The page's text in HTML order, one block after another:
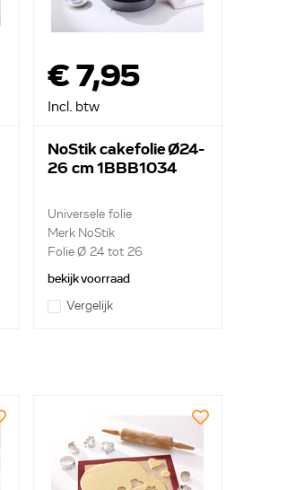
€ 7,95
Incl. btw
NoStik cakefolie Ø24-
26 cm 1BBB1034
Universele folie
Merk NoStik
Folie Ø 24 tot 26
centimeter...
bekijk voorraad
Vergelijk